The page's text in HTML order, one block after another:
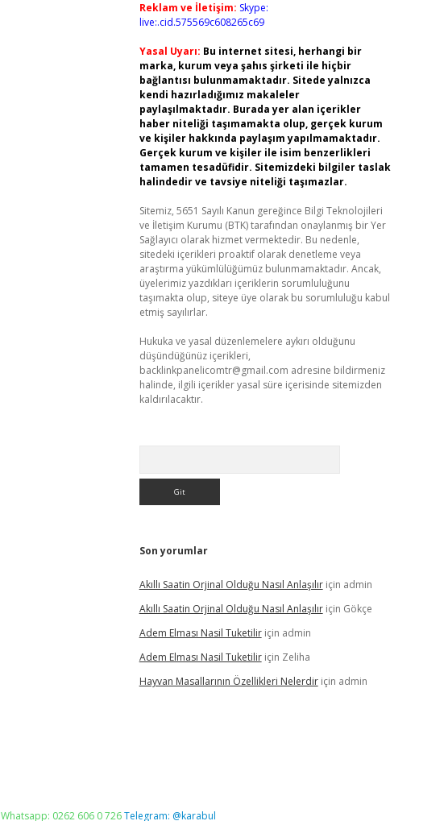
Reklam ve İletişim: Skype:
live:.cid.575569c608265c69
Yasal Uyarı: Bu internet sitesi, herhangi bir
marka, kurum veya şahıs şirketi ile hiçbir
bağlantısı bulunmamaktadır. Sitede yalnızca
kendi hazırladığımız makaleler
paylaşılmaktadır. Burada yer alan içerikler
haber niteliği taşımamakta olup, gerçek kurum
ve kişiler hakkında paylaşım yapılmamaktadır.
Gerçek kurum ve kişiler ile isim benzerlikleri
tamamen tesadüfidir. Sitemizdeki bilgiler taslak
halindedir ve tavsiye niteliği taşımazlar.
Sitemiz, 5651 Sayılı Kanun gereğince Bilgi Teknolojileri
ve İletişim Kurumu (BTK) tarafından onaylanmış bir Yer
Sağlayıcı olarak hizmet vermektedir. Bu nedenle,
sitedeki içerikleri proaktif olarak denetleme veya
araştırma yükümlülüğümüz bulunmamaktadır. Ancak,
üyelerimiz yazdıkları içeriklerin sorumluluğunu
taşımakta olup, siteye üye olarak bu sorumluluğu kabul
etmiş sayılırlar.
Hukuka ve yasal düzenlemelere aykırı olduğunu
düşündüğünüz içerikleri,
backlinkpanelicomtr@gmail.com adresine bildirmeniz
halinde, ilgili içerikler yasal süre içerisinde sitemizden
kaldırılacaktır.
Son yorumlar
Akıllı Saatin Orjinal Olduğu Nasıl Anlaşılıriçin admin
Akıllı Saatin Orjinal Olduğu Nasıl Anlaşılıriçin Gökçe
Adem Elması Nasil Tuketiliriçin admin
Adem Elması Nasil Tuketiliriçin Zeliha
Hayvan Masallarının Özellikleri Nelerdiriçin admin
Whatsapp: 0262 606 0 726Telegram: @karabul